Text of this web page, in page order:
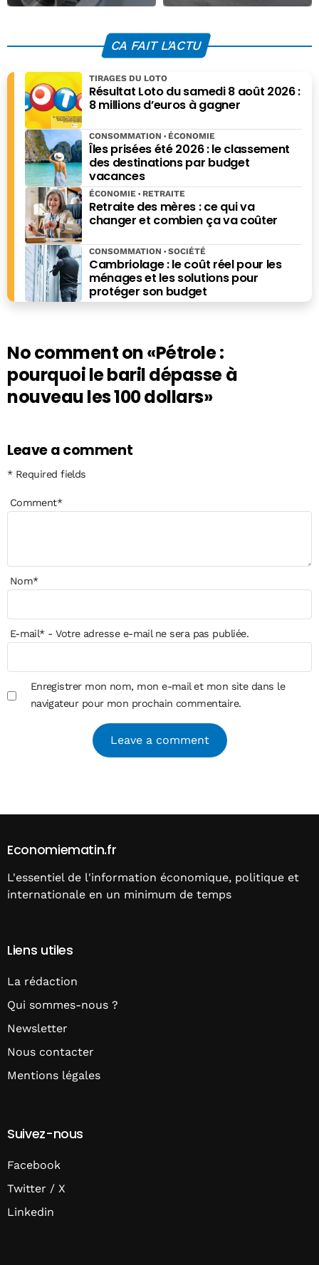
chantier
pour deux
nucléaires EPR2
Mardi 16
CA FAIT L'ACTU
Résultat Loto du samedi 8 août 2026 :
8 millions d’euros à gagner
TIRAGES DU LOTO
Îles prisées été 2026 : le classement
des destinations par budget
vacances
CONSOMMATION ÉCONOMIE
Retraite des mères : ce qui va
changer et combien ça va coûter
ÉCONOMIE RETRAITE
Cambriolage : le coût réel pour les
ménages et les solutions pour
protéger son budget
CONSOMMATION SOCIÉTÉ
No comment on«Pétrole :
pourquoi le baril dépasse à
nouveau les 100 dollars»
Leave a comment
* Required fields
Comment*
Nom*
E-mail*- Votre adresse e-mail ne sera pas publiée.
Enregistrer mon nom, mon e-mail et mon site dans le
navigateur pour mon prochain commentaire.
Economiematin.fr
L'essentiel de l'information économique, politique et
internationale en un minimum de temps
Liens utiles
La rédaction
Qui sommes-nous ?
Newsletter
Nous contacter
Mentions légales
Suivez-nous
Facebook
Twitter / X
Linkedin